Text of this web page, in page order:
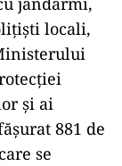
locali,
și ai
881 de
se